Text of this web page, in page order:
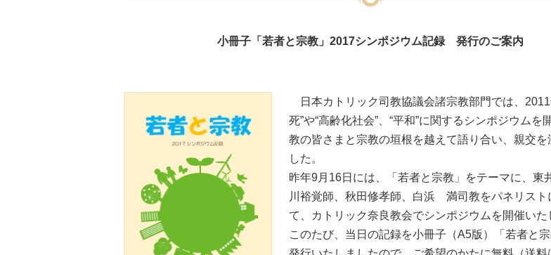
小冊子「若者と宗教」2017シンポジウム記録 発行のご案内
日本カトリック司教協議会諸宗教部門では、2011
死”や“高齢化社会”、“平和”に関するシンポジウムを
教の皆さまと宗教の垣根を越えて語り合い、親交を
した。
昨年9月16日には、「若者と宗教」をテーマに、東
川裕覚師、秋田修孝師、白浜 満司教をパネリスト
て、カトリック奈良教会でシンポジウムを開催いた
このたび、当日の記録を小冊子（A5版）「若者と